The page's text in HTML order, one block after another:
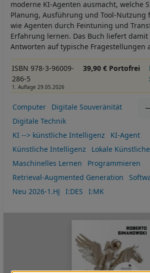
moderne KI-Agenten ausmacht, welche
Planung, Ausführung und Tool-Nutzung
wie Agenten durch Feintuning und
Erfahrung lernen. Das Buch liefert
Antworten auf typische Fragestellungen
ISBN 978-3-96009-
286-5
1. Auflage 29.05.2026
39,90 € Portofrei
Computer
Digitale Souveränität
Digitale Technik
KI --> künstliche Intelligenz
KI-Agent
Künstliche Intelligenz
Lokale
Maschinelles Lernen
Programmieren
Retrieval-Augmented Generation
Neu 2026-1.HJ
I:DES I:MK